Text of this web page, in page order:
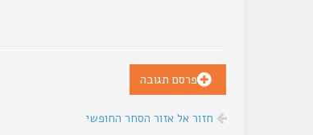
פרסם תגובה
חזור אל אזור הסחר החופשי